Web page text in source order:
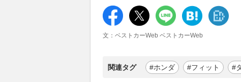
文：ベストカーWeb ベストカーWeb
関連タグ #ホンダ #フィット #